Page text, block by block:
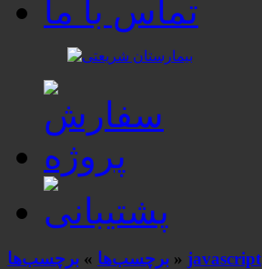
تماس با ما
برچسب‌ها » برچسب‌ها » javascript